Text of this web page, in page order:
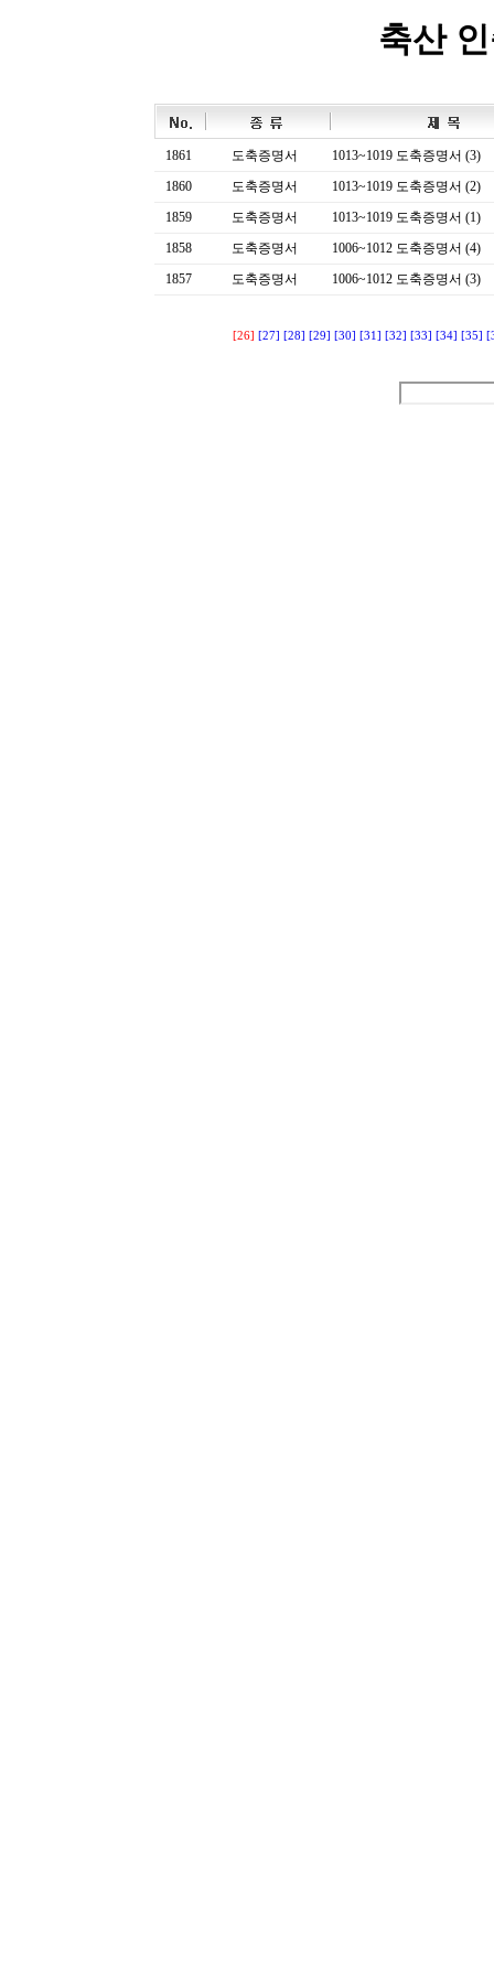
축산
1861 도축증명서
1013~1019 도축증명서 (3)
1860
도축증명서
1013~1019 도축증명서 (2)
1859
도축증명서
1013~1019 도축증명서 (1)
1858
도축증명서
1006~1012 도축증명서 (4)
1857
도축증명서 1006~1012 도축증명서 (3)
[26] [27] [28] [29] [30] [31] [32] [33] [34] [35]